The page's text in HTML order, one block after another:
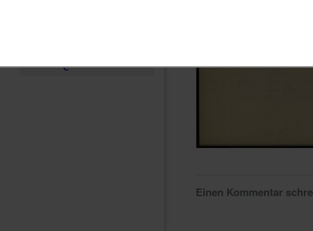
e
Einen Kommentar